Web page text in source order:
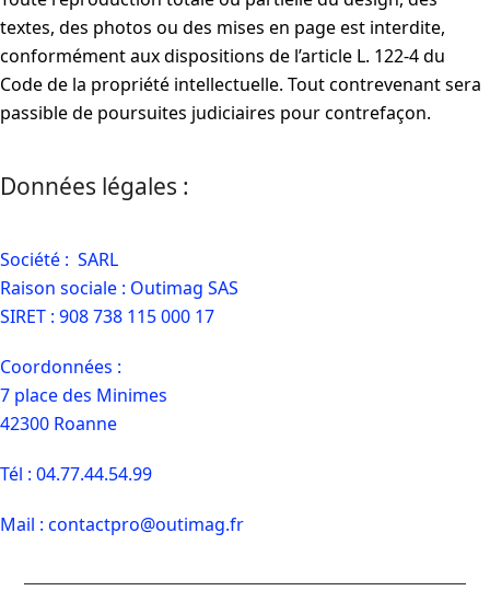
textes, des photos ou des mises en page est interdite,
conformément aux dispositions de l’article L. 122-4 du
Code de la propriété intellectuelle. Tout contrevenant sera
passible de poursuites judiciaires pour contrefaçon.
Données légales :
Société : SARL
Raison sociale : Outimag SAS
SIRET : 908 738 115 000 17
Coordonnées :
7 place des Minimes
42300 Roanne
Tél : 04.77.44.54.99
Mail : contactpro@outimag.fr